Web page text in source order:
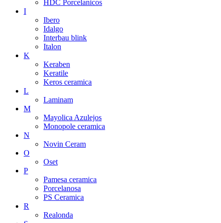
HDC Porcelanicos
I
Ibero
Idalgo
Interbau blink
Italon
K
Keraben
Keratile
Keros ceramica
L
Laminam
M
Mayolica Azulejos
Monopole ceramica
N
Novin Ceram
O
Oset
P
Pamesa ceramica
Porcelanosa
PS Ceramica
R
Realonda